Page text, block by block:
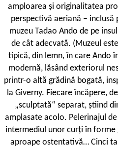
amploarea și originalitatea
perspectivă aeriană –
muzeu Tadao Ando de pe
de cât adecvată. (Muzeul
tipică, din lemn, în care Ando
modernă, lăsând exteriorul
printr-o altă grădină bogată,
la Giverny. Fiecare încăpere,
„sculptată“ separat, știind
amplasate acolo. Pelerinajul
intermediul unor curți în
aproape ostentativă… Cinci